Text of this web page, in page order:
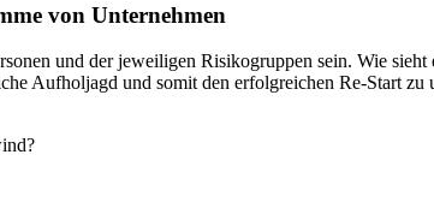
von Unternehmen
und der jeweiligen Risikogruppen sein. Wie
Aufholjagd und somit den erfolgreichen Re-Start